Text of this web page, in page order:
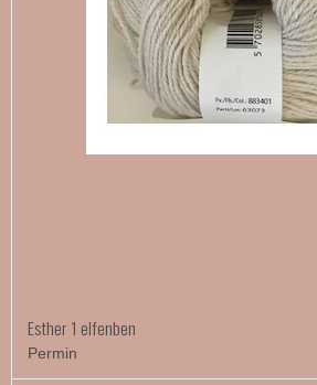
Esther 1 elfenben
Permin